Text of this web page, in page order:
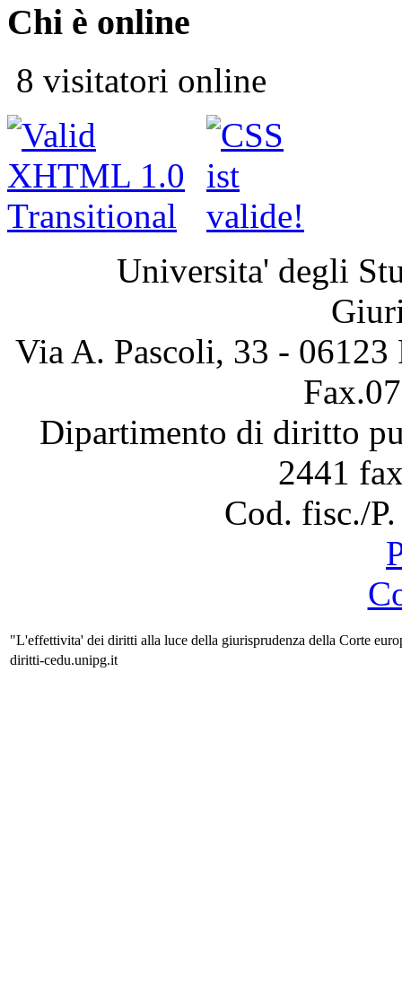
Chi è online
8 visitatori online
Universita' degli
Via A. Pascoli, 33 -
Dipartimento di diritto
2441
Cod. fisc./
"L'effettivita' dei diritti alla luce della giurisprudenza della Corte
diritti-cedu.unipg.it